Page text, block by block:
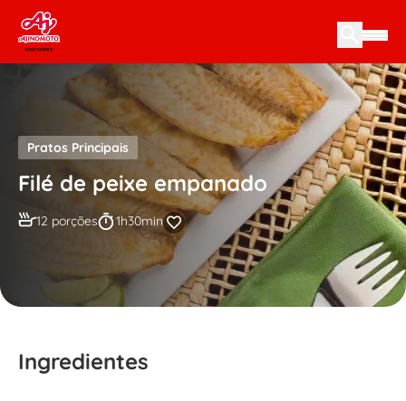
Skip to content
Pratos Principais
Filé de peixe empanado
12 porções 1h30min
Ingredientes